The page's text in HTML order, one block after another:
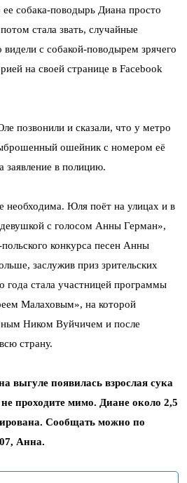
собака-поводырь Диана просто
стала звать, случайные
видели с собакой-поводырем зрячего
на своей странице в Facebook
позвонили и сказали, что у метро
ошейник с номером её
заявление в полицию.
необходима. Юля поёт на улицах и в
с голосом Анны Герман»,
конкурса песен Анны
заслужив приз зрительских
года стала участницей программы
Малаховым», на которой
Ником Вуйчичем и после
страну.
выгуле появилась взрослая сука
проходите мимо. Диане около 2,5
Сообщать можно по
Анна.